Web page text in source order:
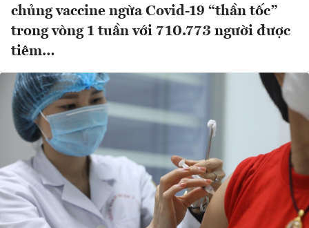
chủng vaccine ngừa Covid-19 “thần tốc”
trong vòng 1 tuần với 710.773 người được
tiêm…